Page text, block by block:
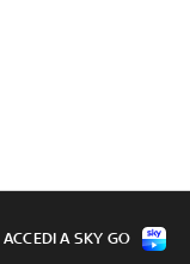
ACCEDI A SKY GO